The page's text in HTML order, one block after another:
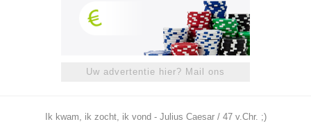
Uw advertentie hier? Mail ons
Ik kwam, ik zocht, ik vond - Julius Caesar / 47 v.Chr. ;)